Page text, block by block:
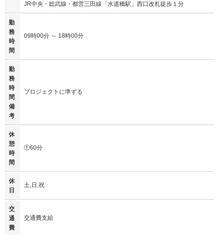
JR中央・総武線・都営三田線「水道橋駅」西口改札徒歩１分
勤
務
時
間
09時00分 ～ 18時00分
勤
務
時
間
備
考
プロジェクトに準ずる
休
憩
時
間
①60分
休
日
土,日,祝
交
通
費
交通費支給